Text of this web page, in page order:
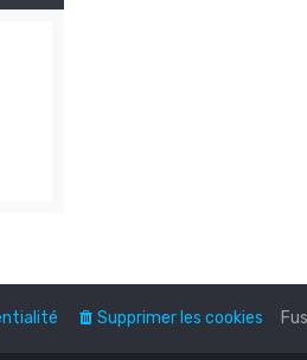
Supprimer les cookies